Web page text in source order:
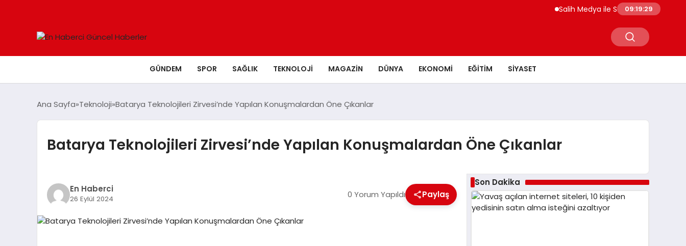
Salih Medya ile Sosyal Medya Profil
09:19:29
GÜNDEM SPOR SAĞLIK TEKNOLOJI MAGAZIN DÜNYA EKONOMI EĞITIM SIYASET
Ana Sayfa Teknoloji Batarya Teknolojileri Zirvesi’nde Yapılan Konuşmalardan Öne Çıkanlar
Batarya Teknolojileri Zirvesi’nde Yapılan Konuşmalardan Öne Çıkanlar
En Haberci
26 Eylül 2024 0 Yorum Yapıldı Paylaş
Son Dakika